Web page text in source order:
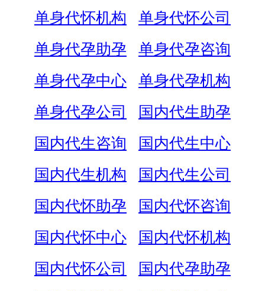
单身代怀机构
单身代怀公司
单身代孕助孕
单身代孕咨询
单身代孕中心
单身代孕机构
单身代孕公司
国内代生助孕
国内代生咨询
国内代生中心
国内代生机构
国内代生公司
国内代怀助孕
国内代怀咨询
国内代怀中心
国内代怀机构
国内代怀公司
国内代孕助孕